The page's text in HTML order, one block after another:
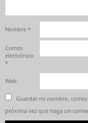
Nombre *
Correo
electrónico
*
Web
Guardar mi nombre,
próxima vez que haga un